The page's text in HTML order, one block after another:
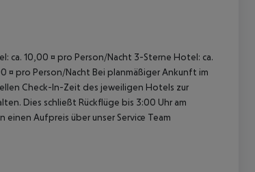
ca. 10,00 ¤ pro Person/Nacht 3-Sterne Hotel: ca.
¤ pro Person/Nacht Bei planmäßiger Ankunft im
Check-In-Zeit des jeweiligen Hotels zur
Dies schließt Rückflüge bis 3:00 Uhr am
Aufpreis über unser Service Team